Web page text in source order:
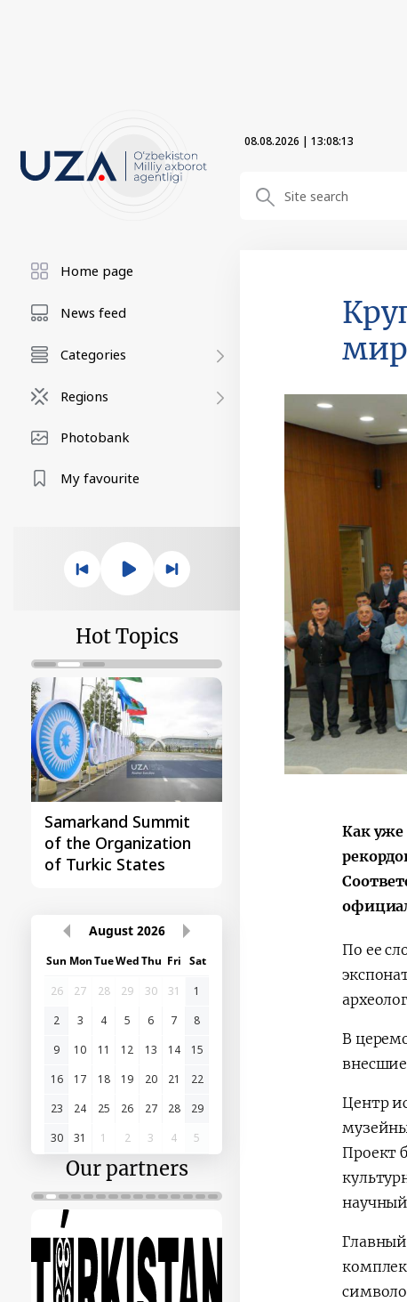
08.08.2026 | 13:08:14
Home page
News feed
Categories
Regions
Photobank
My favourite
Hot Topics
Samarkand Summit
of the Organization
of Turkic States
First Central Asia -
China Summit
August 2026
Sun MonTueWedThu Fri Sat
26
27 28 29 30 31
1
2
3 4 5 6 7
8
9
10 11 12 13 14
15
16
17 18 19 20 21
22
23
24 25 26 27 28
29
30
31 1 2 3 4 5
Our partners
Как уже
По ее
В
Центр
Проект